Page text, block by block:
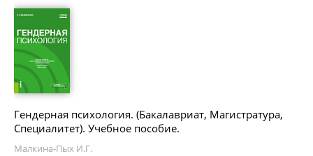
Гендерная психология. (Бакалавриат, Магистратура,
Специалитет). Учебное пособие.
Малкина-Пых И.Г.